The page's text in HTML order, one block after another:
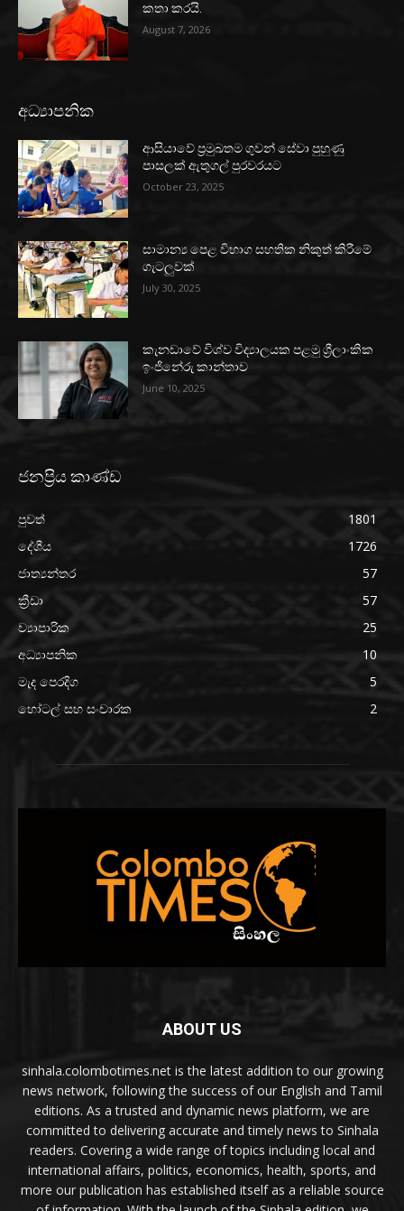
කතා කරයි.
August 7, 2026
අධ්‍යාපනික
ආසියාවේ ප්‍රමුඛතම ගුවන් සේවා පුහුණු
පාසලක් ඇතුගල් පුරවරයට
October 23, 2025
සාමාන්‍ය පෙළ විභාග සහතික නිකුත් කිරීමේ
ගැටලුවක්
July 30, 2025
කැනඩාවේ විශ්ව විද්‍යාලයක පළමු ශ්‍රීලාංකික
ඉංජිනේරු කාන්තාව
June 10, 2025
ජනප්‍රිය කාණ්ඩ
පුවත්
1801
දේශීය
1726
ජාත්‍යන්තර
57
ක්‍රීඩා
57
ව්‍යාපාරික
25
අධ්‍යාපනික
10
මැද පෙරදිග
5
හෝටල් සහ සංචාරක
2
ABOUT US
sinhala.colombotimes.net is the latest addition to our growing
news network, following the success of our English and Tamil
editions. As a trusted and dynamic news platform, we are
committed to delivering accurate and timely news to Sinhala
readers. Covering a wide range of topics including local and
international affairs, politics, economics, health, sports, and
more our publication has established itself as a reliable source